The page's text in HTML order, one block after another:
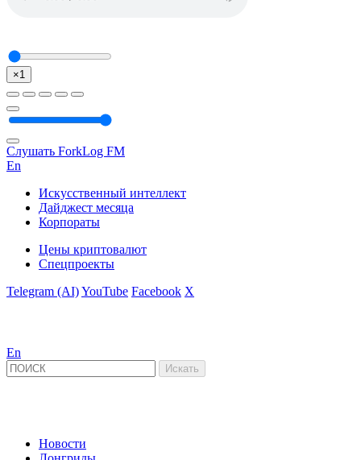
×1
Слушать ForkLog FM
En
Искусственный интеллект
Дайджест месяца
Корпораты
Цены криптовалют
Спецпроекты
Telegram (AI)YouTube Facebook X
En
Новости